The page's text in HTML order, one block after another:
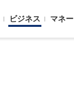
ビジネス マネー